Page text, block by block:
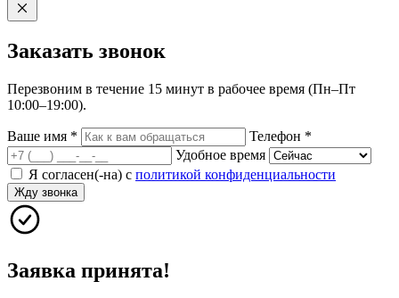
Заказать звонок
Перезвоним в течение 15 минут в рабочее время (Пн–Пт
10:00–19:00).
Ваше имя * Телефон *
Удобное время
Я согласен(-на) с политикой конфиденциальности
Жду звонка
Заявка принята!